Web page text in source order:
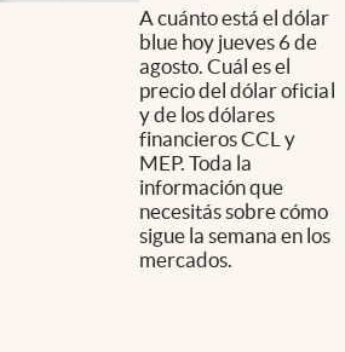
A cuánto está el dólar
blue hoy jueves 6 de
agosto. Cuál es el
precio del dólar oficial
y de los dólares
financieros CCL y
MEP. Toda la
información que
necesitás sobre cómo
sigue la semana en los
mercados.